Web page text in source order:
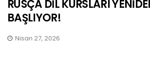
RUSÇA DİL KURSLARI
BAŞLIYOR!
Nisan 27, 2026